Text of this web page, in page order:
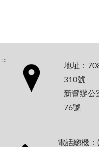
:::
地址：
310號
新營辦公
76號
電話總機